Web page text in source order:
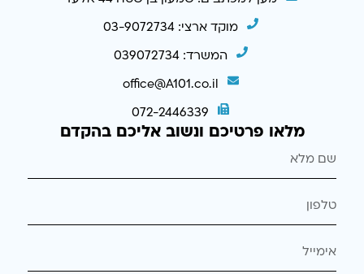
מוקד ארצי: 03-9072734
המשרד: 039072734
office@A101.co.il
072-2446339
מלאו פרטיכם ונשוב אליכם בהקדם